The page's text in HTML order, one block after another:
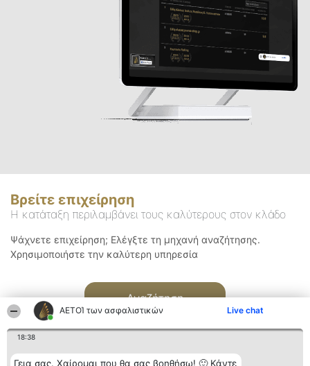
ΑΕΤΟΊ των ασφαλιστικών Live chat
18:38
Γεια σας. Χαίρομαι που θα σας βοηθήσω! 🙂 Κάντε
Βρείτε επιχείρηση
Η κατάταξη περιλαμβάνει τους καλύτερους στον κλάδο
Ψάχνετε επιχείρηση; Ελέγξτε τη μηχανή αναζήτησης.
Χρησιμοποιήστε την καλύτερη υπηρεσία
Αναζήτηση